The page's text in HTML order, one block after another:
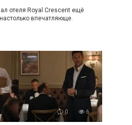
отеля Royal Crescent ещё
впечатляюще.
0 6